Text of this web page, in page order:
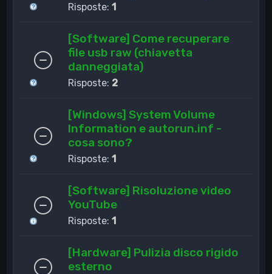
Risposte:1
[Software] Come recuperare
file usb raw (chiavetta
danneggiata)
Risposte: 2
[Windows] System Volume
Information e autorun.inf -
cosa sono?
Risposte:1
[Software] Risoluzione video
YouTube
Risposte:1
[Hardware] Pulizia disco rigido
esterno